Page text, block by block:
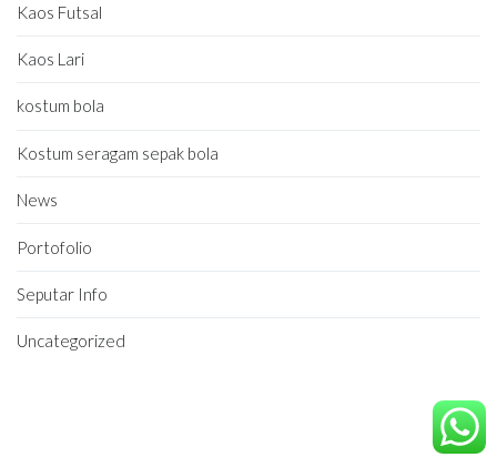
Kaos Futsal
Kaos Lari
kostum bola
Kostum seragam sepak bola
News
Portofolio
Seputar Info
Uncategorized